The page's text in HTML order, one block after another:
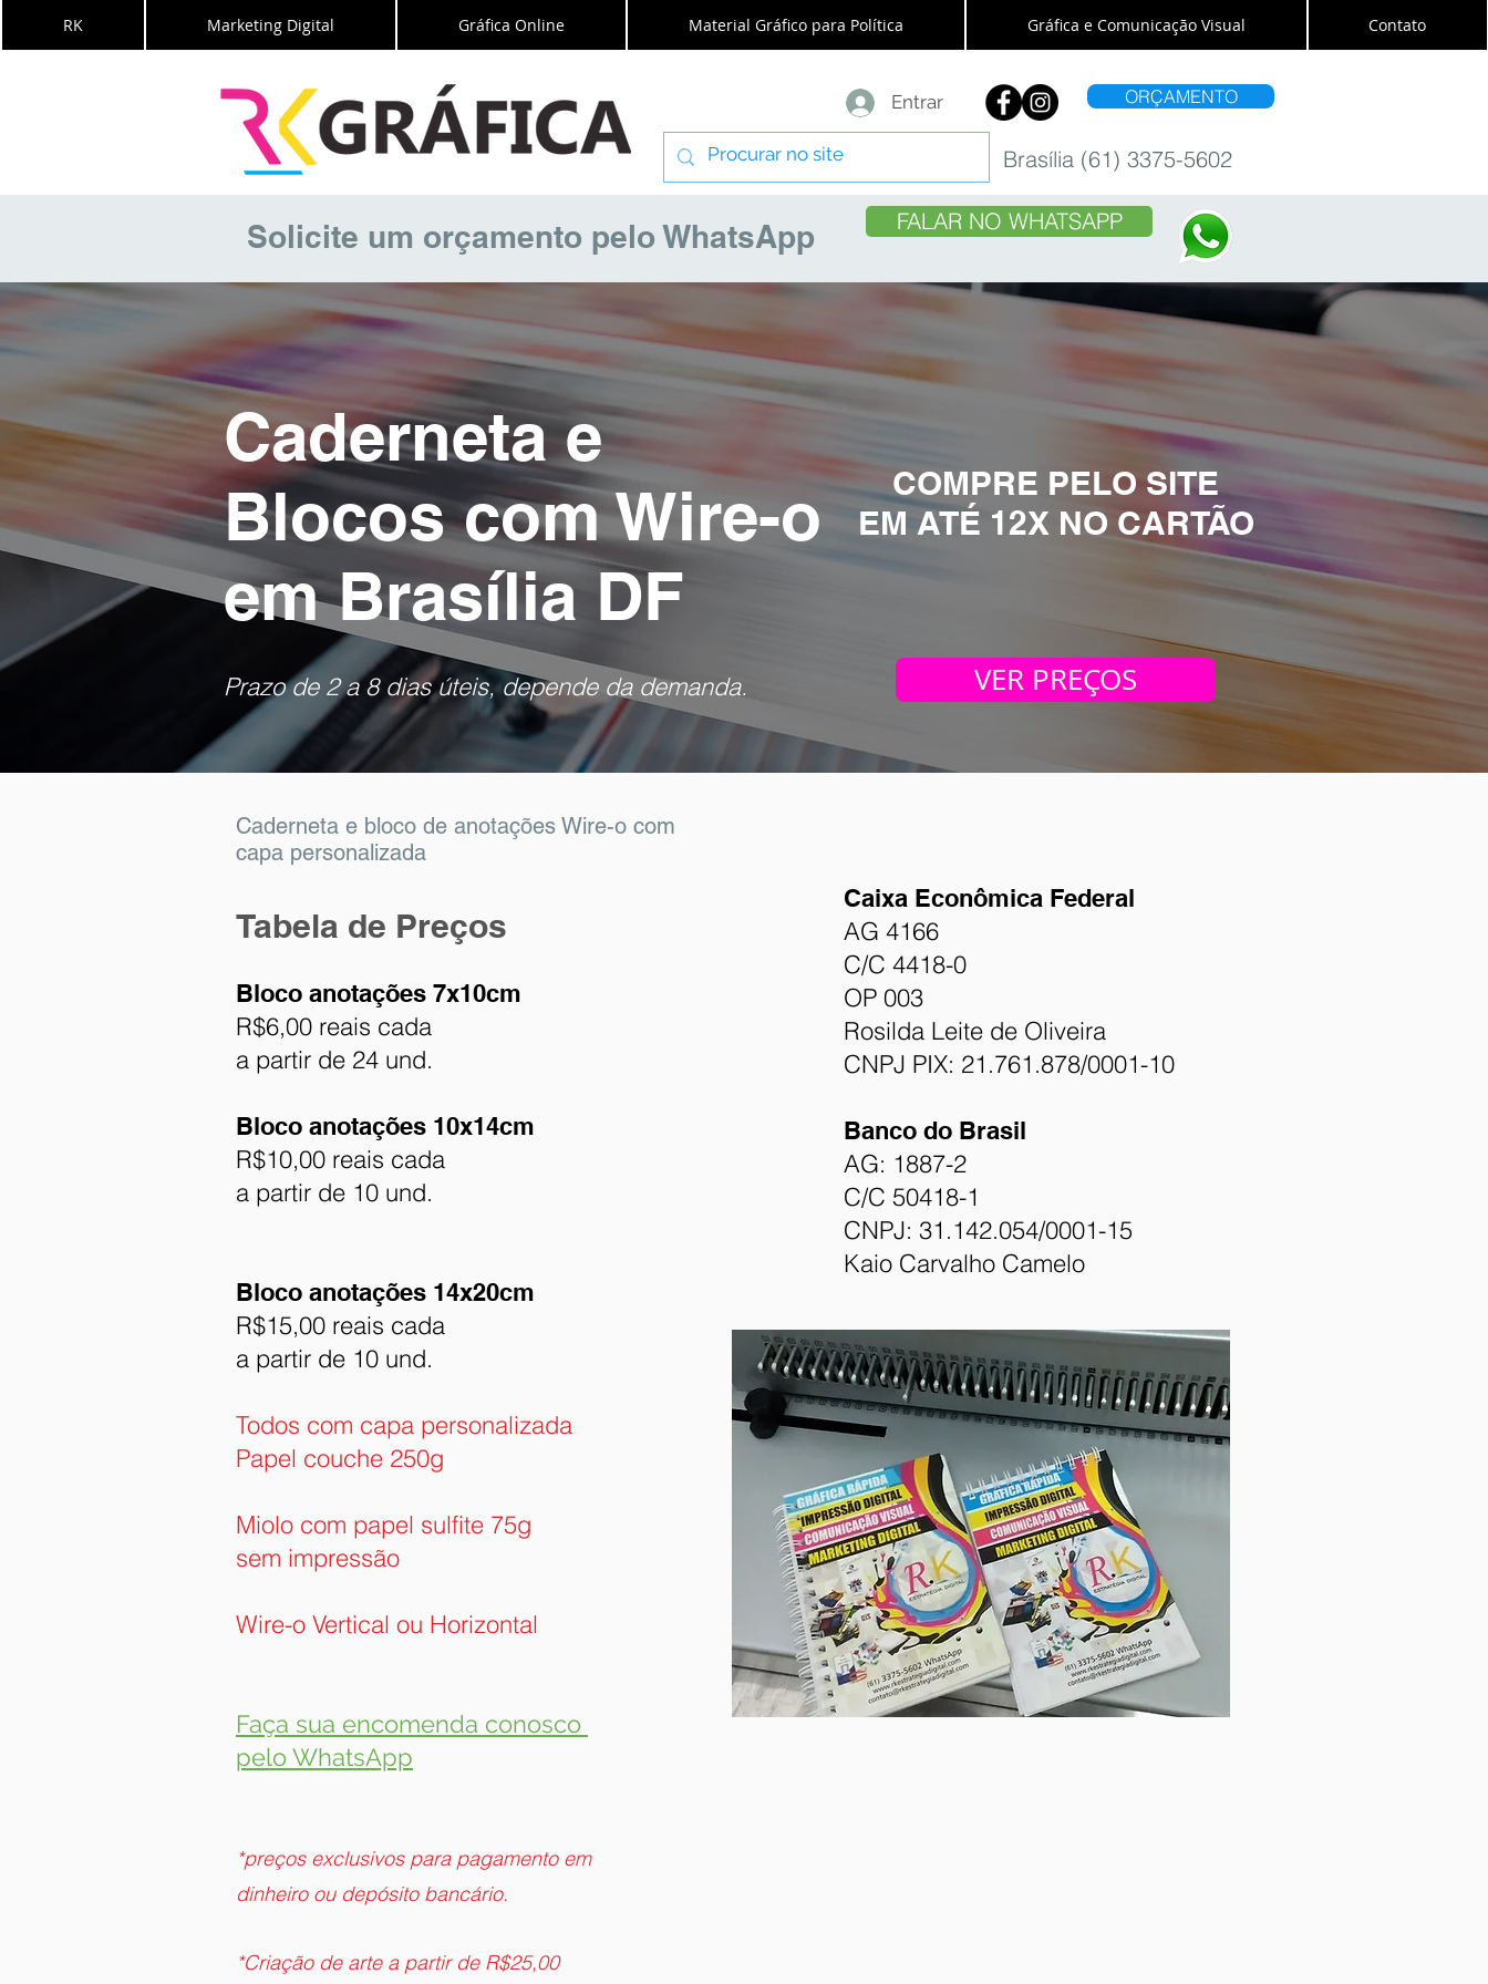
RK Marketing Digital Gráfica Online Material Gráfico para Política Gráfica e Comunicação Visual Contato
Entrar ORÇAMENTO
Brasília (61) 3375-5602
Solicite um orçamento pelo WhatsApp FALAR NO WHATSAPP
Caderneta e
Blocos com Wire-o
em Brasília DF
Prazo de 2 a 8 dias úteis, depende da demanda.
COMPRE PELO SITE
EM ATÉ 12X NO CARTÃO
VER PREÇOS
Caderneta e bloco de anotações Wire-o com
capa personalizada
Tabela de Preços
Caixa Econômica Federal
AG 4166
C/C 4418-0
OP 003
Rosilda Leite de Oliveira
CNPJ PIX: 21.761.878/0001-10
Banco do Brasil
AG: 1887-2
C/C 50418-1
CNPJ: 31.142.054/0001-15
Kaio Carvalho Camelo
Bloco anotações 7x10cm
R$6,00 reais cada
a partir de 24 und.
Bloco anotações 10x14cm
R$10,00 reais cada
a partir de 10 und.
Bloco anotações 14x20cm
R$15,00 reais cada
a partir de 10 und.
Todos com capa personalizada
Papel couche 250g
Miolo com papel sulfite 75g
sem impressão
Wire-o Vertical ou Horizontal
Faça sua encomenda conosco
pelo WhatsApp
*preços exclusivos para pagamento em
dinheiro ou depósito bancário.
*Criação de arte a partir de R$25,00